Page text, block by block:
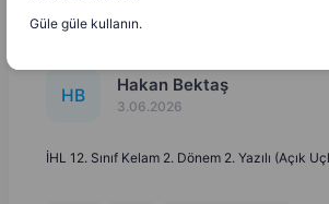
HB Hakan Bektaş
3.06.2026
İHL 12. Sınıf Kelam 2. Dönem 2. Yazılı (Açık
Güle güle kullanın.